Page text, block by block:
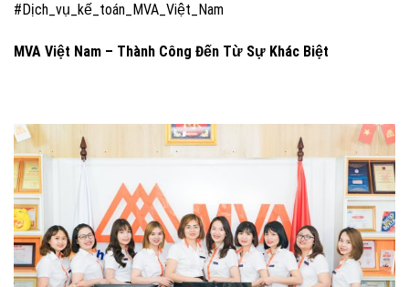
#Dịch_vụ_kế_toán_MVA_Việt_Nam
MVA Việt Nam – Thành Công Đến Từ Sự Khác Biệt